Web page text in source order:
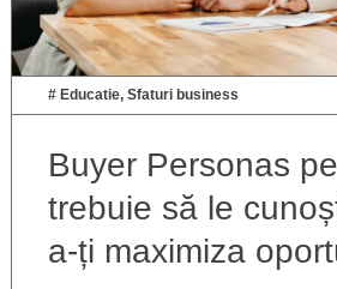
# Educatie, Sfaturi business
Buyer Personas
trebuie să le
a-ți maximiza